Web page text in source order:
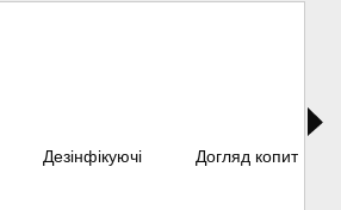
Дезінфікуючі Догляд копит